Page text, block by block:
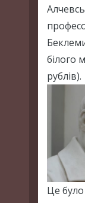
білого
рублів).
Це